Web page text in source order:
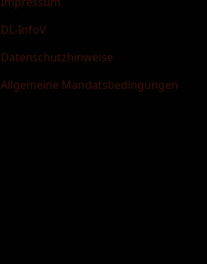
DL-InfoV
Datenschutzhinweise
Allgemeine Mandatsbedingungen